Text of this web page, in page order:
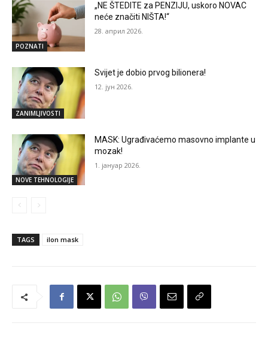
POZNATI
„NE ŠTEDITE za PENZIJU, uskoro NOVAC
neće značiti NIŠTA!“
28. април 2026.
ZANIMLJIVOSTI
Svijet je dobio prvog bilionera!
12. јун 2026.
NOVE TEHNOLOGIJE
MASK: Ugrađivaćemo masovno implante u
mozak!
1. јануар 2026.
TAGS ilon mask